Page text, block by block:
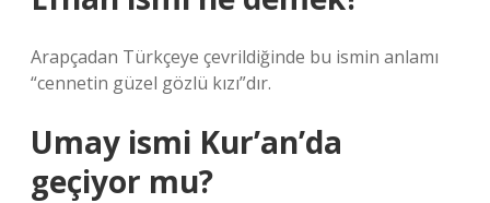
Arapçadan Türkçeye çevrildiğinde bu ismin anlamı
“cennetin güzel gözlü kızı”dır.
Umay ismi Kur’an’da
geçiyor mu?